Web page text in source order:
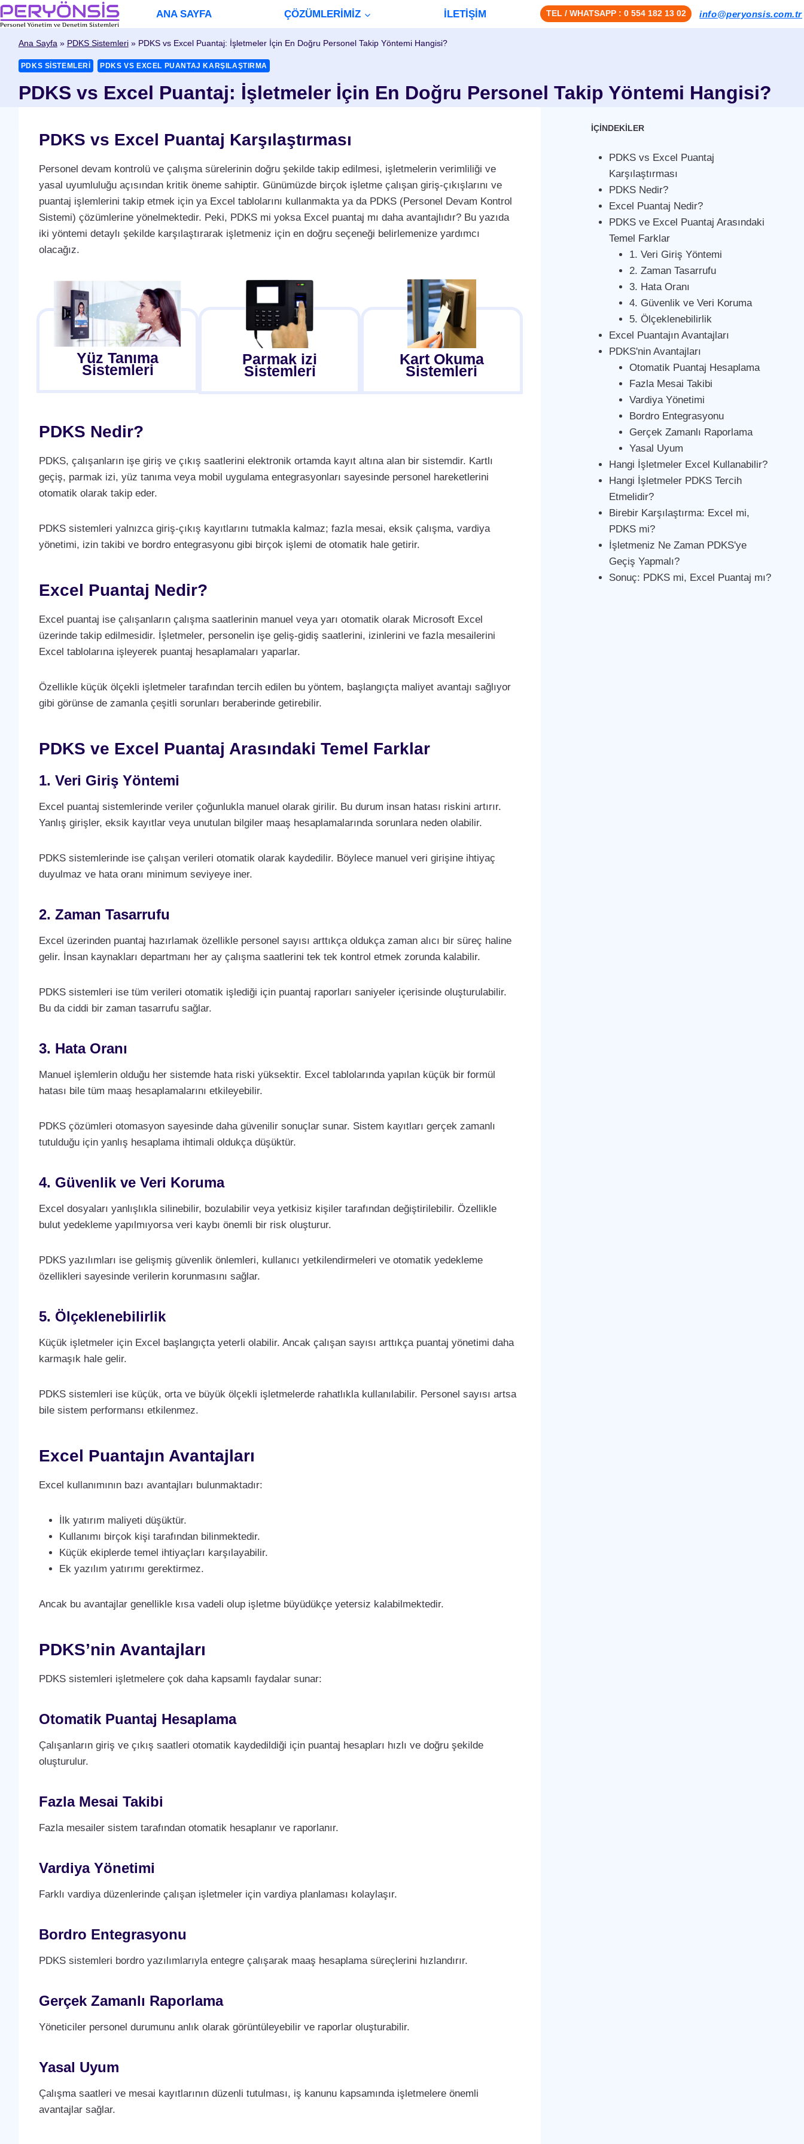
Skip
to
content
ANA SAYFA ÇÖZÜMLERİMİZ İLETİŞİM TEL / WHATSAPP : 0 554 182 13 02 info@peryonsis.com.tr
Ana Sayfa» PDKS Sistemleri» PDKS vs Excel Puantaj: İşletmeler İçin En Doğru Personel Takip Yöntemi Hangisi?
PDKS SISTEMLERI PDKS VS EXCEL PUANTAJ KARŞILAŞTIRMA
PDKS vs Excel Puantaj: İşletmeler İçin En Doğru Personel Takip Yöntemi Hangisi?
PDKS vs Excel Puantaj Karşılaştırması
Personel devam kontrolü ve çalışma sürelerinin doğru şekilde takip edilmesi, işletmelerin verimliliği ve
yasal uyumluluğu açısından kritik öneme sahiptir. Günümüzde birçok işletme çalışan giriş-çıkışlarını ve
puantaj işlemlerini takip etmek için ya Excel tablolarını kullanmakta ya da PDKS (Personel Devam Kontrol
Sistemi) çözümlerine yönelmektedir. Peki, PDKS mi yoksa Excel puantaj mı daha avantajlıdır? Bu yazıda
iki yöntemi detaylı şekilde karşılaştırarak işletmeniz için en doğru seçeneği belirlemenize yardımcı
olacağız.
Yüz Tanıma
Sistemleri
Parmak izi
Sistemleri
Kart Okuma
Sistemleri
PDKS Nedir?
PDKS, çalışanların işe giriş ve çıkış saatlerini elektronik ortamda kayıt altına alan bir sistemdir. Kartlı
geçiş, parmak izi, yüz tanıma veya mobil uygulama entegrasyonları sayesinde personel hareketlerini
otomatik olarak takip eder.
PDKS sistemleri yalnızca giriş-çıkış kayıtlarını tutmakla kalmaz; fazla mesai, eksik çalışma, vardiya
yönetimi, izin takibi ve bordro entegrasyonu gibi birçok işlemi de otomatik hale getirir.
Excel Puantaj Nedir?
Excel puantaj ise çalışanların çalışma saatlerinin manuel veya yarı otomatik olarak Microsoft Excel
üzerinde takip edilmesidir. İşletmeler, personelin işe geliş-gidiş saatlerini, izinlerini ve fazla mesailerini
Excel tablolarına işleyerek puantaj hesaplamaları yaparlar.
Özellikle küçük ölçekli işletmeler tarafından tercih edilen bu yöntem, başlangıçta maliyet avantajı sağlıyor
gibi görünse de zamanla çeşitli sorunları beraberinde getirebilir.
PDKS ve Excel Puantaj Arasındaki Temel Farklar
1. Veri Giriş Yöntemi
Excel puantaj sistemlerinde veriler çoğunlukla manuel olarak girilir. Bu durum insan hatası riskini artırır.
Yanlış girişler, eksik kayıtlar veya unutulan bilgiler maaş hesaplamalarında sorunlara neden olabilir.
PDKS sistemlerinde ise çalışan verileri otomatik olarak kaydedilir. Böylece manuel veri girişine ihtiyaç
duyulmaz ve hata oranı minimum seviyeye iner.
2. Zaman Tasarrufu
Excel üzerinden puantaj hazırlamak özellikle personel sayısı arttıkça oldukça zaman alıcı bir süreç haline
gelir. İnsan kaynakları departmanı her ay çalışma saatlerini tek tek kontrol etmek zorunda kalabilir.
PDKS sistemleri ise tüm verileri otomatik işlediği için puantaj raporları saniyeler içerisinde oluşturulabilir.
Bu da ciddi bir zaman tasarrufu sağlar.
3. Hata Oranı
Manuel işlemlerin olduğu her sistemde hata riski yüksektir. Excel tablolarında yapılan küçük bir formül
hatası bile tüm maaş hesaplamalarını etkileyebilir.
PDKS çözümleri otomasyon sayesinde daha güvenilir sonuçlar sunar. Sistem kayıtları gerçek zamanlı
tutulduğu için yanlış hesaplama ihtimali oldukça düşüktür.
4. Güvenlik ve Veri Koruma
Excel dosyaları yanlışlıkla silinebilir, bozulabilir veya yetkisiz kişiler tarafından değiştirilebilir. Özellikle
bulut yedekleme yapılmıyorsa veri kaybı önemli bir risk oluşturur.
PDKS yazılımları ise gelişmiş güvenlik önlemleri, kullanıcı yetkilendirmeleri ve otomatik yedekleme
özellikleri sayesinde verilerin korunmasını sağlar.
5. Ölçeklenebilirlik
Küçük işletmeler için Excel başlangıçta yeterli olabilir. Ancak çalışan sayısı arttıkça puantaj yönetimi daha
karmaşık hale gelir.
PDKS sistemleri ise küçük, orta ve büyük ölçekli işletmelerde rahatlıkla kullanılabilir. Personel sayısı artsa
bile sistem performansı etkilenmez.
Excel Puantajın Avantajları
Excel kullanımının bazı avantajları bulunmaktadır:
İlk yatırım maliyeti düşüktür.
Kullanımı birçok kişi tarafından bilinmektedir.
Küçük ekiplerde temel ihtiyaçları karşılayabilir.
Ek yazılım yatırımı gerektirmez.
Ancak bu avantajlar genellikle kısa vadeli olup işletme büyüdükçe yetersiz kalabilmektedir.
PDKS’nin Avantajları
PDKS sistemleri işletmelere çok daha kapsamlı faydalar sunar:
Otomatik Puantaj Hesaplama
Çalışanların giriş ve çıkış saatleri otomatik kaydedildiği için puantaj hesapları hızlı ve doğru şekilde
oluşturulur.
Fazla Mesai Takibi
Fazla mesailer sistem tarafından otomatik hesaplanır ve raporlanır.
Vardiya Yönetimi
Farklı vardiya düzenlerinde çalışan işletmeler için vardiya planlaması kolaylaşır.
Bordro Entegrasyonu
PDKS sistemleri bordro yazılımlarıyla entegre çalışarak maaş hesaplama süreçlerini hızlandırır.
Gerçek Zamanlı Raporlama
Yöneticiler personel durumunu anlık olarak görüntüleyebilir ve raporlar oluşturabilir.
Yasal Uyum
Çalışma saatleri ve mesai kayıtlarının düzenli tutulması, iş kanunu kapsamında işletmelere önemli
avantajlar sağlar.
İÇİNDEKİLER
PDKS vs Excel Puantaj
Karşılaştırması
PDKS Nedir?
Excel Puantaj Nedir?
PDKS ve Excel Puantaj Arasındaki
Temel Farklar
1. Veri Giriş Yöntemi
2. Zaman Tasarrufu
3. Hata Oranı
4. Güvenlik ve Veri Koruma
5. Ölçeklenebilirlik
Excel Puantajın Avantajları
PDKS'nin Avantajları
Otomatik Puantaj Hesaplama
Fazla Mesai Takibi
Vardiya Yönetimi
Bordro Entegrasyonu
Gerçek Zamanlı Raporlama
Yasal Uyum
Hangi İşletmeler Excel Kullanabilir?
Hangi İşletmeler PDKS Tercih
Etmelidir?
Birebir Karşılaştırma: Excel mi,
PDKS mi?
İşletmeniz Ne Zaman PDKS'ye
Geçiş Yapmalı?
Sonuç: PDKS mi, Excel Puantaj mı?